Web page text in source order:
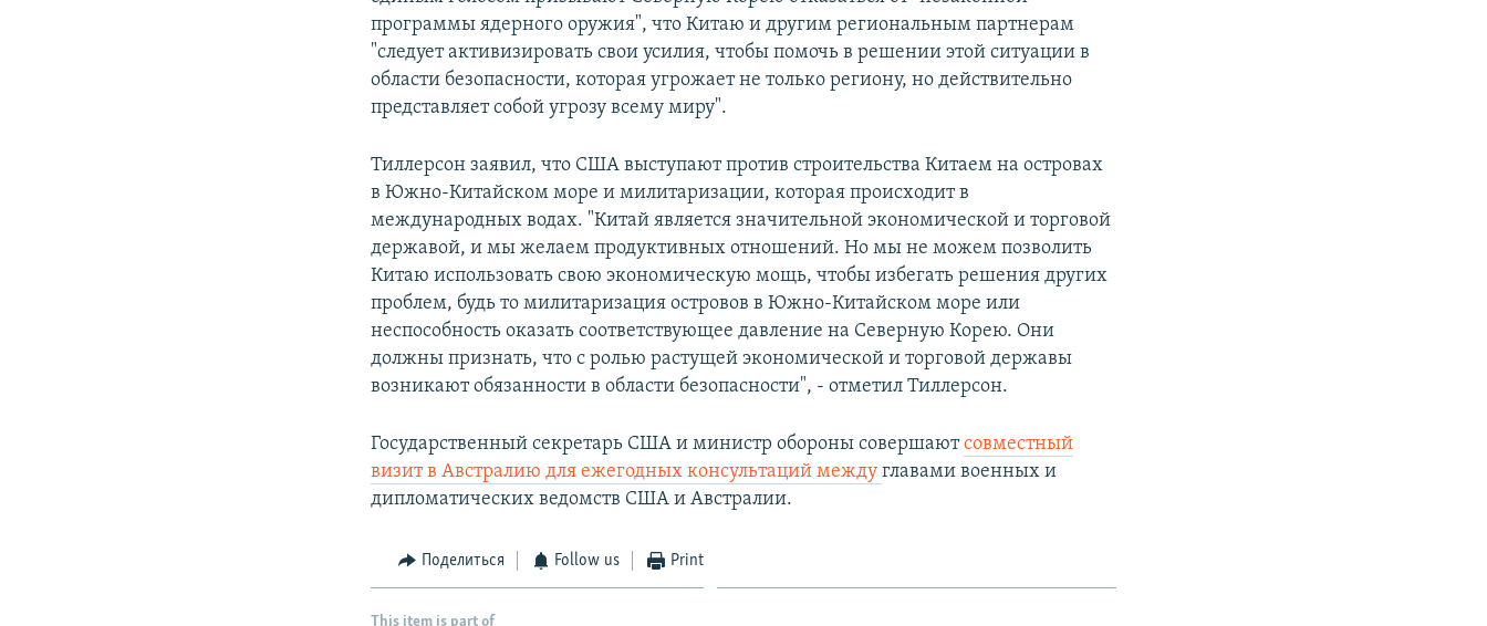
программы ядерного оружия", что Китаю и другим региональным партнерам
"следует активизировать свои усилия, чтобы помочь в решении этой ситуации в
области безопасности, которая угрожает не только региону, но действительно
представляет собой угрозу всему миру".
Тиллерсон заявил, что США выступают против строительства Китаем на островах
в Южно-Китайском море и милитаризации, которая происходит в
международных водах. "Китай является значительной экономической и торговой
державой, и мы желаем продуктивных отношений. Но мы не можем позволить
Китаю использовать свою экономическую мощь, чтобы избегать решения других
проблем, будь то милитаризация островов в Южно-Китайском море или
неспособность оказать соответствующее давление на Северную Корею. Они
должны признать, что с ролью растущей экономической и торговой державы
возникают обязанности в области безопасности", - отметил Тиллерсон.
Государственный секретарь США и министр обороны совершаютсовместный
визит в Австралию для ежегодных консультаций междуглавами военных и
дипломатических ведомств США и Австралии.
Поделиться Follow us Print
This item is part of